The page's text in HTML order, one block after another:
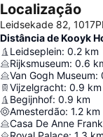
Localização
Leidsekade 82,
Distância de Kooyk
Leidseplein: 0.2 km
Rijksmuseum: 0.6
Van Gogh Museum:
Vijzelgracht: 0.9 km
Begijnhof: 0.9 km
Amesterdão: 1.2 km
Casa De Anne Frank